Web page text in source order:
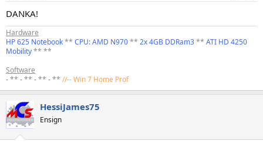
DANKA!
Hardware
HP 625 Notebook** CPU: AMD N970** 2x 4GB DDRam3** ATI HD 4250
Mobility** **
Software
-** -** -** -** //-- Win 7 Home Prof
HessiJames75
Ensign